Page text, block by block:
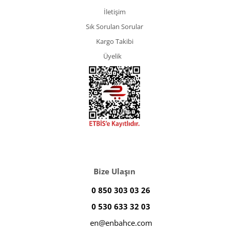
İletişim
Sık Sorulan Sorular
Kargo Takibi
Üyelik
Bize Ulaşın
0 850 303 03 26
0 530 633 32 03
en@enbahce.com